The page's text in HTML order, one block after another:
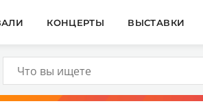
КОНЦЕРТЫ ВЫСТАВКИ